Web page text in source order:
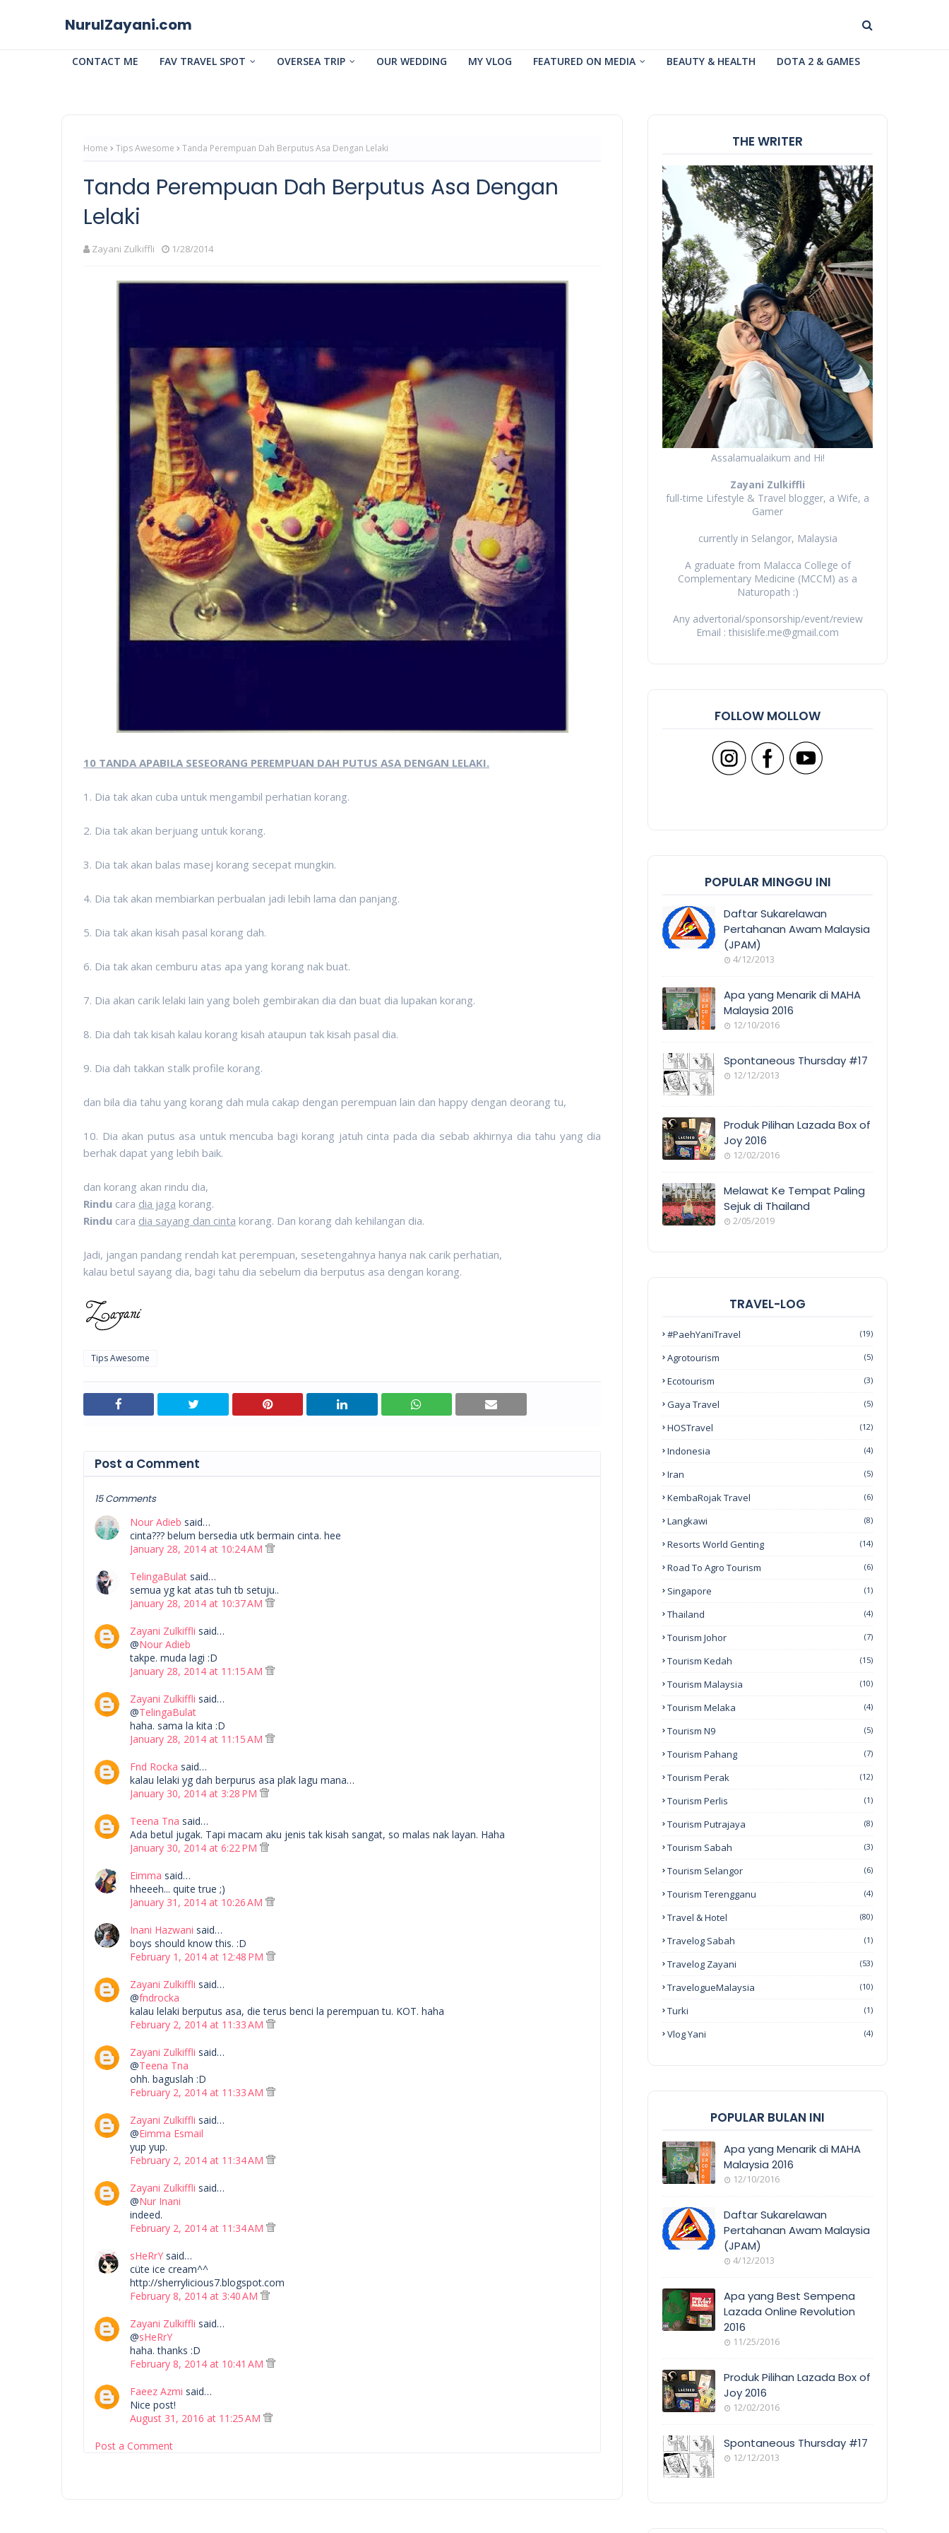
NurulZayani.com
CONTACT ME FAV TRAVEL SPOT OVERSEA TRIP OUR WEDDING MY VLOG FEATURED ON MEDIA BEAUTY & HEALTH DOTA 2 & GAMES
Home Tips Awesome Tanda Perempuan Dah Berputus Asa Dengan Lelaki
Tanda Perempuan Dah Berputus Asa Dengan
Lelaki
Zayani Zulkiffli 1/28/2014
10 TANDA APABILA SESEORANG PEREMPUAN DAH PUTUS ASA DENGAN LELAKI.
1. Dia tak akan cuba untuk mengambil perhatian korang.
2. Dia tak akan berjuang untuk korang.
3. Dia tak akan balas masej korang secepat mungkin.
4. Dia tak akan membiarkan perbualan jadi lebih lama dan panjang.
5. Dia tak akan kisah pasal korang dah.
6. Dia tak akan cemburu atas apa yang korang nak buat.
7. Dia akan carik lelaki lain yang boleh gembirakan dia dan buat dia lupakan korang.
8. Dia dah tak kisah kalau korang kisah ataupun tak kisah pasal dia.
9. Dia dah takkan stalk profile korang.
dan bila dia tahu yang korang dah mula cakap dengan perempuan lain dan happy dengan deorang tu,
10. Dia akan putus asa untuk mencuba bagi korang jatuh cinta pada dia sebab akhirnya dia tahu yang dia
berhak dapat yang lebih baik.
dan korang akan rindu dia,
Rindu cara dia jaga korang.
Rindu cara dia sayang dan cinta korang. Dan korang dah kehilangan dia.
Jadi, jangan pandang rendah kat perempuan, sesetengahnya hanya nak carik perhatian,
kalau betul sayang dia, bagi tahu dia sebelum dia berputus asa dengan korang.
Tips Awesome
Post a Comment
15 Comments
Nour Adieb said…
cinta??? belum bersedia utk bermain cinta. hee
January 28, 2014 at 10:24 AM
TelingaBulat said…
semua yg kat atas tuh tb setuju..
January 28, 2014 at 10:37 AM
Zayani Zulkiffli said…
@Nour Adieb
takpe. muda lagi :D
January 28, 2014 at 11:15 AM
Zayani Zulkiffli said…
@TelingaBulat
haha. sama la kita :D
January 28, 2014 at 11:15 AM
Fnd Rocka said…
kalau lelaki yg dah berpurus asa plak lagu mana…
January 30, 2014 at 3:28 PM
Teena Tna said…
Ada betul jugak. Tapi macam aku jenis tak kisah sangat, so malas nak layan. Haha
January 30, 2014 at 6:22 PM
Eimma said…
hheeeh... quite true ;)
January 31, 2014 at 10:26 AM
Inani Hazwani said…
boys should know this. :D
February 1, 2014 at 12:48 PM
Zayani Zulkiffli said…
@fndrocka
kalau lelaki berputus asa, die terus benci la perempuan tu. KOT. haha
February 2, 2014 at 11:33 AM
Zayani Zulkiffli said…
@Teena Tna
ohh. baguslah :D
February 2, 2014 at 11:33 AM
Zayani Zulkiffli said…
@Eimma Esmail
yup yup.
February 2, 2014 at 11:34 AM
Zayani Zulkiffli said…
@Nur Inani
indeed.
February 2, 2014 at 11:34 AM
sHeRrY said…
cüte ice cream^^
http://sherrylicious7.blogspot.com
February 8, 2014 at 3:40 AM
Zayani Zulkiffli said…
@sHeRrY
haha. thanks :D
February 8, 2014 at 10:41 AM
Faeez Azmi said…
Nice post!
August 31, 2016 at 11:25 AM
Post a Comment
THE WRITER
Assalamualaikum and Hi!
Zayani Zulkiffli
full-time Lifestyle & Travel blogger, a Wife, a
Gamer
currently in Selangor, Malaysia
A graduate from Malacca College of
Complementary Medicine (MCCM) as a
Naturopath :)
Any advertorial/sponsorship/event/review
Email : thisislife.me@gmail.com
FOLLOW MOLLOW
POPULAR MINGGU INI
Daftar Sukarelawan
Pertahanan Awam Malaysia
(JPAM)
4/12/2013
Apa yang Menarik di MAHA
Malaysia 2016
12/10/2016
Spontaneous Thursday #17
12/12/2013
Produk Pilihan Lazada Box of
Joy 2016
12/02/2016
Melawat Ke Tempat Paling
Sejuk di Thailand
2/05/2019
TRAVEL-LOG
#PaehYaniTravel (19)
Agrotourism (5)
Ecotourism (3)
Gaya Travel (5)
HOSTravel (12)
Indonesia (4)
Iran (5)
KembaRojak Travel (6)
Langkawi (8)
Resorts World Genting (14)
Road To Agro Tourism (6)
Singapore (1)
Thailand (4)
Tourism Johor (7)
Tourism Kedah (15)
Tourism Malaysia (10)
Tourism Melaka (4)
Tourism N9 (5)
Tourism Pahang (7)
Tourism Perak (12)
Tourism Perlis (1)
Tourism Putrajaya (8)
Tourism Sabah (3)
Tourism Selangor (6)
Tourism Terengganu (4)
Travel & Hotel (80)
Travelog Sabah (1)
Travelog Zayani (53)
TravelogueMalaysia (10)
Turki (1)
Vlog Yani (4)
POPULAR BULAN INI
COVERAGE
Apa yang Menarik di MAHA
Malaysia 2016
12/10/2016
Daftar Sukarelawan
Pertahanan Awam Malaysia
(JPAM)
4/12/2013
Apa yang Best Sempena
Lazada Online Revolution
2016
11/25/2016
THINGS
Produk Pilihan Lazada Box of
Joy 2016
12/02/2016
Spontaneous Thursday #17
12/12/2013